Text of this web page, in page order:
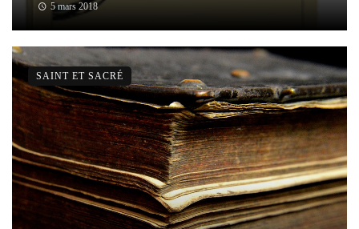
5 mars 2018
SAINT ET SACRÉ